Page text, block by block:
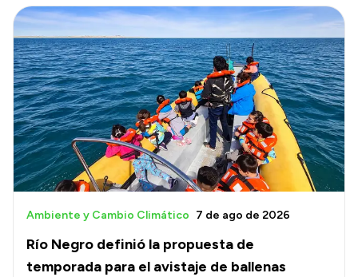
Normativa
Historia
Río Negro definió la propuesta de
temporada para el avistaje de ballenas
Ambiente y Cambio Climático 7 de ago de 2026